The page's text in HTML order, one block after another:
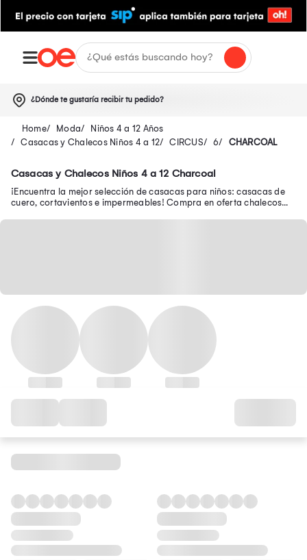
¿Dónde te gustaría recibir tu pedido?
Moda
Niños 4 a 12 Años
Casacas y Chalecos Niños 4 a 12
CIRCUS 6 CHARCOAL
Casacas y Chalecos Niños 4 a 12 Charcoal
¡Encuentra la mejor selección de casacas para niños: casacas de
cuero, cortavientos e impermeables! Compra en oferta chalecos